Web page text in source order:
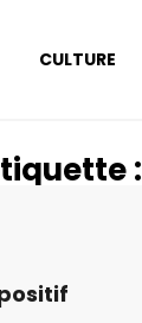
CULTURE
:
positif